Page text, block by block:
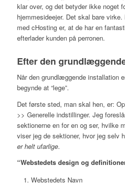
klar over, og det betyder ikke noget
hjemmesideejer. Det skal bare
med cHosting er, at de har en
efterlader kunden på perronen.
Efter den
Når den grundlæggende installation
begynde at “lege”.
Det første sted, man skal hen, er:
>> Generelle indstillinger. Jeg
sektionerne en for en og ser, hvilke
viser jeg de sektioner, hvor jeg selv
er helt ufarlige.
“Webstedets design og
Webstedets Navn